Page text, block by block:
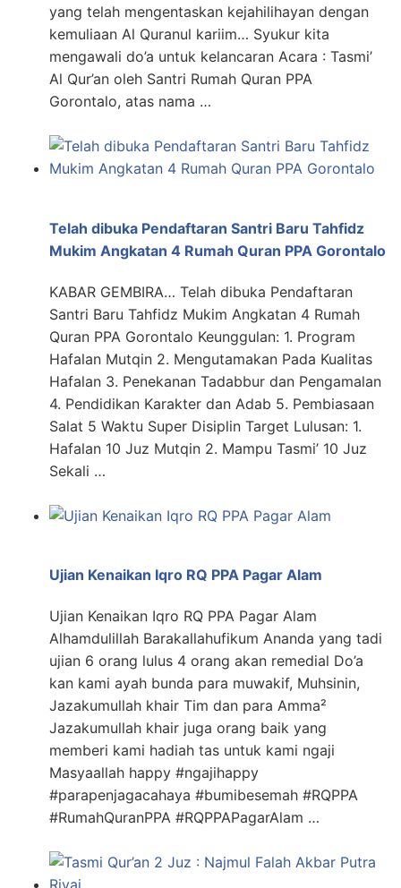
yang telah mengentaskan kejahilihayan dengan
kemuliaan Al Quranul kariim… Syukur kita
mengawali do’a untuk kelancaran Acara : Tasmi’
Al Qur’an oleh Santri Rumah Quran PPA
Gorontalo, atas nama …
Telah dibuka Pendaftaran Santri Baru Tahfidz
Mukim Angkatan 4 Rumah Quran PPA Gorontalo
KABAR GEMBIRA… Telah dibuka Pendaftaran
Santri Baru Tahfidz Mukim Angkatan 4 Rumah
Quran PPA Gorontalo Keunggulan: 1. Program
Hafalan Mutqin 2. Mengutamakan Pada Kualitas
Hafalan 3. Penekanan Tadabbur dan Pengamalan
4. Pendidikan Karakter dan Adab 5. Pembiasaan
Salat 5 Waktu Super Disiplin Target Lulusan: 1.
Hafalan 10 Juz Mutqin 2. Mampu Tasmi’ 10 Juz
Sekali …
Ujian Kenaikan Iqro RQ PPA Pagar Alam
Ujian Kenaikan Iqro RQ PPA Pagar Alam
Alhamdulillah Barakallahufikum Ananda yang tadi
ujian 6 orang lulus 4 orang akan remedial Do’a
kan kami ayah bunda para muwakif, Muhsinin,
Jazakumullah khair Tim dan para Amma²
Jazakumullah khair juga orang baik yang
memberi kami hadiah tas untuk kami ngaji
Masyaallah happy #ngajihappy
#parapenjagacahaya #bumibesemah #RQPPA
#RumahQuranPPA #RQPPAPagarAlam …